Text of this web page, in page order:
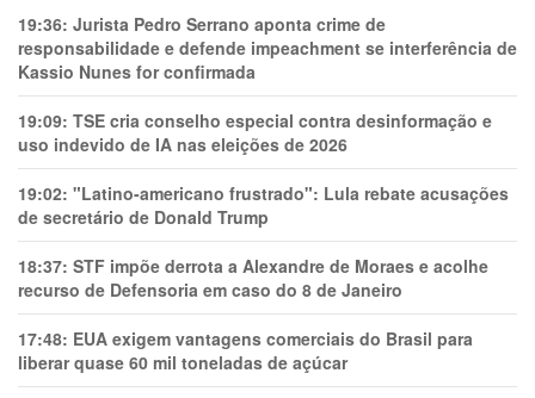
19:36: Jurista Pedro Serrano aponta crime de
responsabilidade e defende impeachment se interferência de
Kassio Nunes for confirmada
19:09: TSE cria conselho especial contra desinformação e
uso indevido de IA nas eleições de 2026
19:02: "Latino-americano frustrado": Lula rebate acusações
de secretário de Donald Trump
18:37: STF impõe derrota a Alexandre de Moraes e acolhe
recurso de Defensoria em caso do 8 de Janeiro
17:48: EUA exigem vantagens comerciais do Brasil para
liberar quase 60 mil toneladas de açúcar